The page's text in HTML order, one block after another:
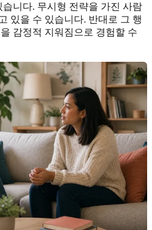
니다. 무시형 전략을 가진 사람
있을 수 있습니다. 반대로 그 행
감정적 지워짐으로 경험할 수